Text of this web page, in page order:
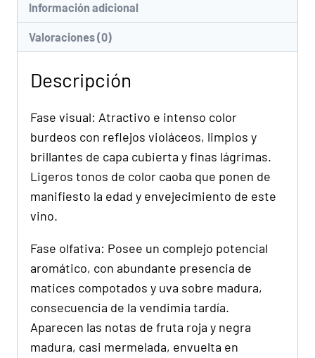
Información adicional
Valoraciones (0)
Descripción
Fase visual: Atractivo e intenso color
burdeos con reflejos violáceos, limpios y
brillantes de capa cubierta y finas lágrimas.
Ligeros tonos de color caoba que ponen de
manifiesto la edad y envejecimiento de este
vino.
Fase olfativa: Posee un complejo potencial
aromático, con abundante presencia de
matices compotados y uva sobre madura,
consecuencia de la vendimia tardía.
Aparecen las notas de fruta roja y negra
madura, casi mermelada, envuelta en